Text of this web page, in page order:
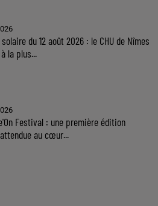
du 12 août 2026 : le CHU de Nîmes
la plus...
Festival : une première édition
au cœur...